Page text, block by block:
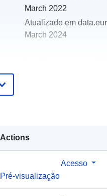
Actions
Acesso
Pré-visualização
March 2022
Atualizado em
March 2024